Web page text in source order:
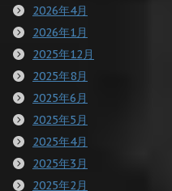
2026年4月
2026年1月
2025年12月
2025年8月
2025年6月
2025年5月
2025年4月
2025年3月
2025年2月